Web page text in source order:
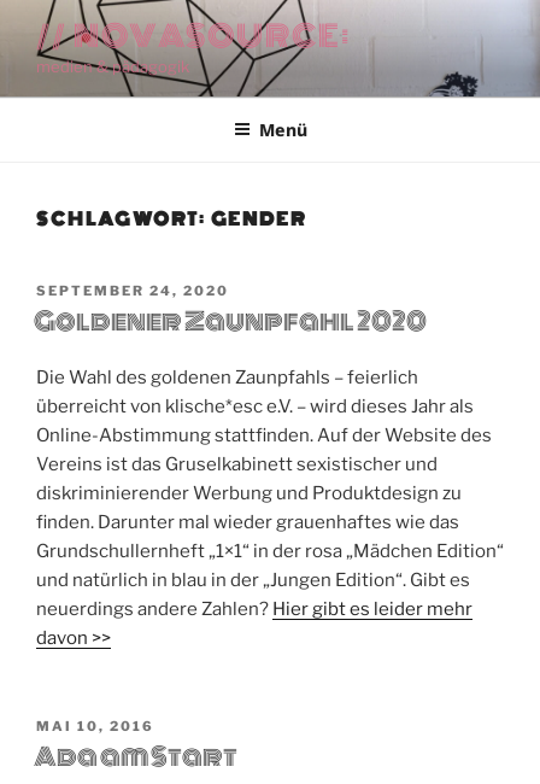
Inhalt
springen
// NOVASOURCE:
medien & pädagogik
Menü
SCHLAGWORT: GENDER
VERÖFFENTLICHT
AM
SEPTEMBER 24, 2020
Goldener Zaunpfahl 2020
Die Wahl des goldenen Zaunpfahls – feierlich
überreicht von klische*esc e.V. – wird dieses Jahr als
Online-Abstimmung stattfinden. Auf der Website des
Vereins ist das Gruselkabinett sexistischer und
diskriminierender Werbung und Produktdesign zu
finden. Darunter mal wieder grauenhaftes wie das
Grundschullernheft „1×1“ in der rosa „Mädchen Edition“
und natürlich in blau in der „Jungen Edition“. Gibt es
neuerdings andere Zahlen? Hier gibt es leider mehr
davon >>
VERÖFFENTLICHT
AM
MAI 10, 2016
Ada am Start